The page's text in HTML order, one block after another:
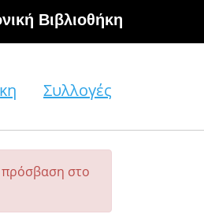
Βιβλιοθήκη
Συλλογές
πρόσβαση στο